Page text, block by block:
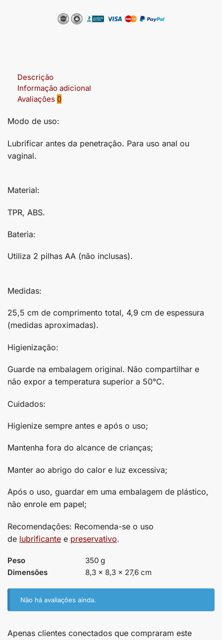
Descrição
Informação adicional
Avaliações 0
Modo de uso:
Lubrificar antes da penetração. Para uso anal ou
vaginal.
Material:
TPR, ABS.
Bateria:
Utiliza 2 pilhas AA (não inclusas).
Medidas:
25,5 cm de comprimento total, 4,9 cm de espessura
(medidas aproximadas).
Higienização:
Guarde na embalagem original. Não compartilhar e
não expor a temperatura superior a 50°C.
Cuidados:
Higienize sempre antes e após o uso;
Mantenha fora do alcance de crianças;
Manter ao abrigo do calor e luz excessiva;
Após o uso, guardar em uma embalagem de plástico,
não enrole em papel;
Recomendações: Recomenda-se o uso
de lubrificante e preservativo.
Peso
350 g
Dimensões
8,3 × 8,3 × 27,6 cm
Não há avaliações ainda.
Apenas clientes conectados que compraram este